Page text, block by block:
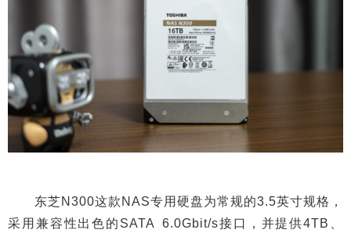
东芝N300这款NAS专用硬盘为常规的3.5英寸规格，
采用兼容性出色的SATA 6.0Gbit/s接口，并提供4TB、